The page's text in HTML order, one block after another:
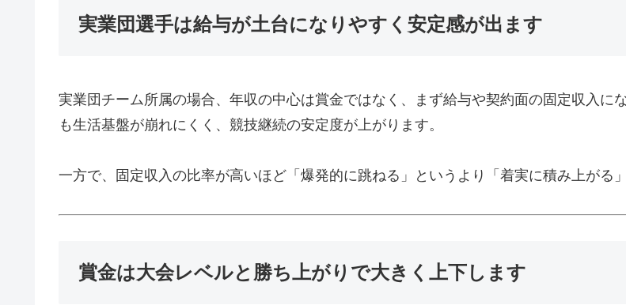
実業団選手は給与が土台になりやすく安定感が出ます
実業団チーム所属の場合、年収の中心は賞金ではなく、まず給与や契約面の固定収入
も生活基盤が崩れにくく、競技継続の安定度が上がります。
一方で、固定収入の比率が高いほど「爆発的に跳ねる」というより「着実に積み上がる
賞金は大会レベルと勝ち上がりで大きく上下します